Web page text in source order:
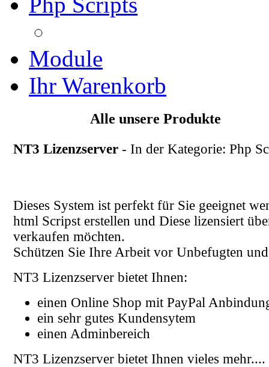
Module
Ihr Warenkorb
Alle unsere Produkte
NT3 Lizenzserver - In der Kategorie: Php
Dieses System ist perfekt für Sie geeignet
html Scripst erstellen und Diese lizensiert
verkaufen möchten.
Schützen Sie Ihre Arbeit vor Unbefugten
NT3 Lizenzserver bietet Ihnen:
einen Online Shop mit PayPal
ein sehr gutes Kundensytem
einen Adminbereich
NT3 Lizenzserver bietet Ihnen vieles mehr....